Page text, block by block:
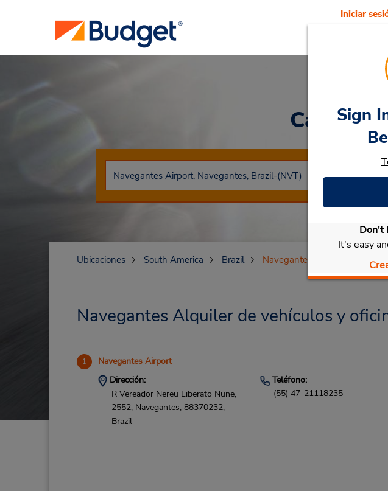
Iniciar
Car Sign
Don't
It's easy
Ubicaciones South America Brazil Navegantes
Navegantes Alquiler de vehículos y
1 Navegantes Airport
Dirección:
R Vereador Nereu Liberato Nune,
2552, Navegantes, 88370232,
Brazil
Teléfono:
(55) 47-21118235